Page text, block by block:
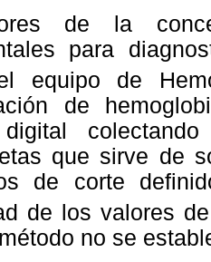
de la
para
equipo de
de
digital
que sirve de
de corte
de los valores
no se